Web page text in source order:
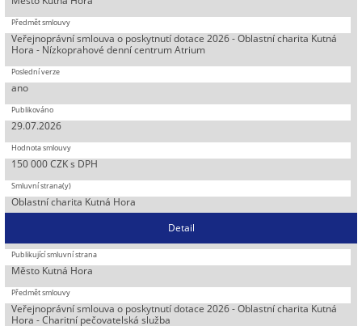
Veřejnoprávní smlouva o poskytnutí dotace 2026 - Oblastní charita Kutná
Hora - Nízkoprahové denní centrum Atrium
ano
29.07.2026
150 000 CZK s DPH
Oblastní charita Kutná Hora
Detail
Město Kutná Hora
Veřejnoprávní smlouva o poskytnutí dotace 2026 - Oblastní charita Kutná
Hora - Charitní pečovatelská služba